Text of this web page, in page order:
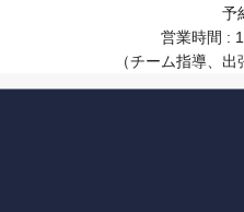
予
営業時間 :
（チーム指導、出